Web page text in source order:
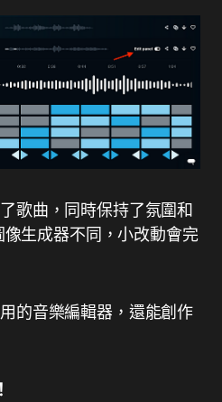
歌曲，同時保持了氛圍和
生成器不同，小改動會完
的音樂編輯器，還能創作